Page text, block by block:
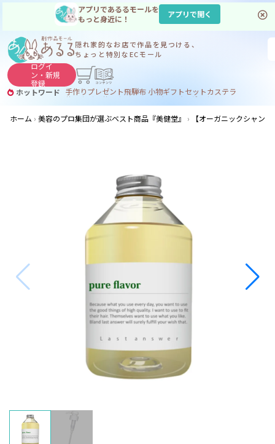
アプリであるるモールを
もっと身近に！
アプリで開く
隠れ家的なお店で作品を見つける、
ちょっと特別なECモール
ログイ
ン・新規
登録
ホットワード 手作りプレゼント飛騨布 小物ギフトセットカステラ
サヌカイト コーヒー
ジンギスカン
ホーム
美容のプロ集団が選ぶベスト商品『美健堂』 【オーガニックシャン